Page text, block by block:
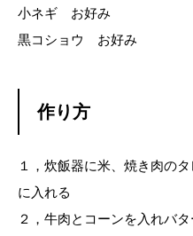
小ネギ お好み
黒コショウ お好み
作り方
１，炊飯器に米、焼き肉の
に入れる
２，牛肉とコーンを入れバ